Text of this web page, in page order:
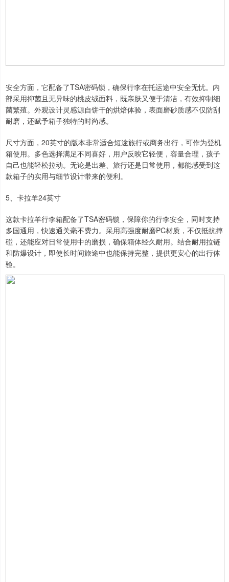
安全方面，它配备了TSA密码锁，确保行李在托运途中安全无忧。内
部采用抑菌且无异味的桃皮绒面料，既亲肤又便于清洁，有效抑制细
菌繁殖。外观设计灵感源自饼干的烘焙体验，表面磨砂质感不仅防刮
耐磨，还赋予箱子独特的时尚感。
尺寸方面，20英寸的版本非常适合短途旅行或商务出行，可作为登机
箱使用。多色选择满足不同喜好，用户反映它轻便，容量合理，孩子
自己也能轻松拉动。无论是出差、旅行还是日常使用，都能感受到这
款箱子的实用与细节设计带来的便利。
5、卡拉羊24英寸
这款卡拉羊行李箱配备了TSA密码锁，保障你的行李安全，同时支持
多国通用，快速通关毫不费力。采用高强度耐磨PC材质，不仅抵抗摔
碰，还能应对日常使用中的磨损，确保箱体经久耐用。结合耐用拉链
和防爆设计，即使长时间旅途中也能保持完整，提供更安心的出行体
验。